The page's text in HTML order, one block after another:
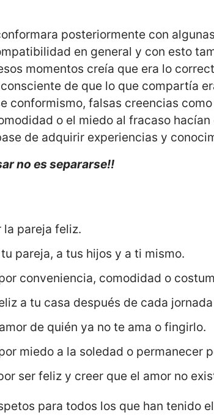
posteriormente con
en general y con esto
momentos creía que era lo
de que lo que compartía
conformismo, falsas creencias
o el miedo al fracaso
de adquirir experiencias y
no es separarse!!
la pareja feliz.
pareja, a tus hijos y a ti mismo.
conveniencia, comodidad o
a tu casa después de cada
de quién ya no te ama o fingirlo.
miedo a la soledad o permanecer
ser feliz y creer que el amor no
para todos los que han tenido